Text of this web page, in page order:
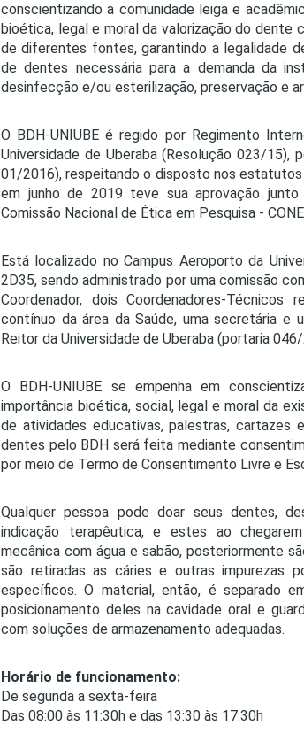
conscientizando a comunidade leiga e
bioética, legal e moral da valorização do dente
de diferentes fontes, garantindo a legalidade
de dentes necessária para a demanda da
desinfecção e/ou esterilização, preservação e
O BDH-UNIUBE é regido por Regimento
Universidade de Uberaba (Resolução 023/
01/2016), respeitando o disposto nos estatutos
em junho de 2019 teve sua aprovação
Comissão Nacional de Ética em Pesquisa -
Está localizado no Campus Aeroporto da
2D35, sendo administrado por uma comissão
Coordenador, dois Coordenadores-
contínuo da área da Saúde, uma secretária e
Reitor da Universidade de Uberaba (portaria
O BDH-UNIUBE se empenha em
importância bioética, social, legal e moral da
de atividades educativas, palestras,
dentes pelo BDH será feita mediante
por meio de Termo de Consentimento Livre e
Qualquer pessoa pode doar seus dentes,
indicação terapêutica, e estes ao
mecânica com água e sabão, posteriormente
são retiradas as cáries e outras impurezas
específicos. O material, então, é separado
posicionamento deles na cavidade oral e
com soluções de armazenamento adequadas.
Horário de funcionamento:
De segunda a sexta-feira
Das 08:00 às 11:30h e das 13:30 às 17:30h